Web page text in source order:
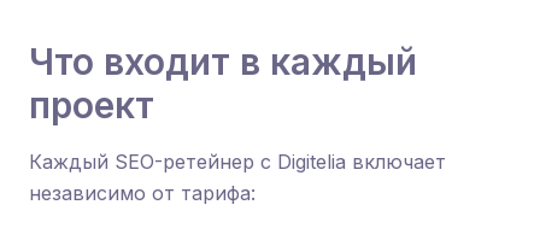
Что входит в каждый
проект
Каждый SEO-ретейнер с Digitelia включает
независимо от тарифа: